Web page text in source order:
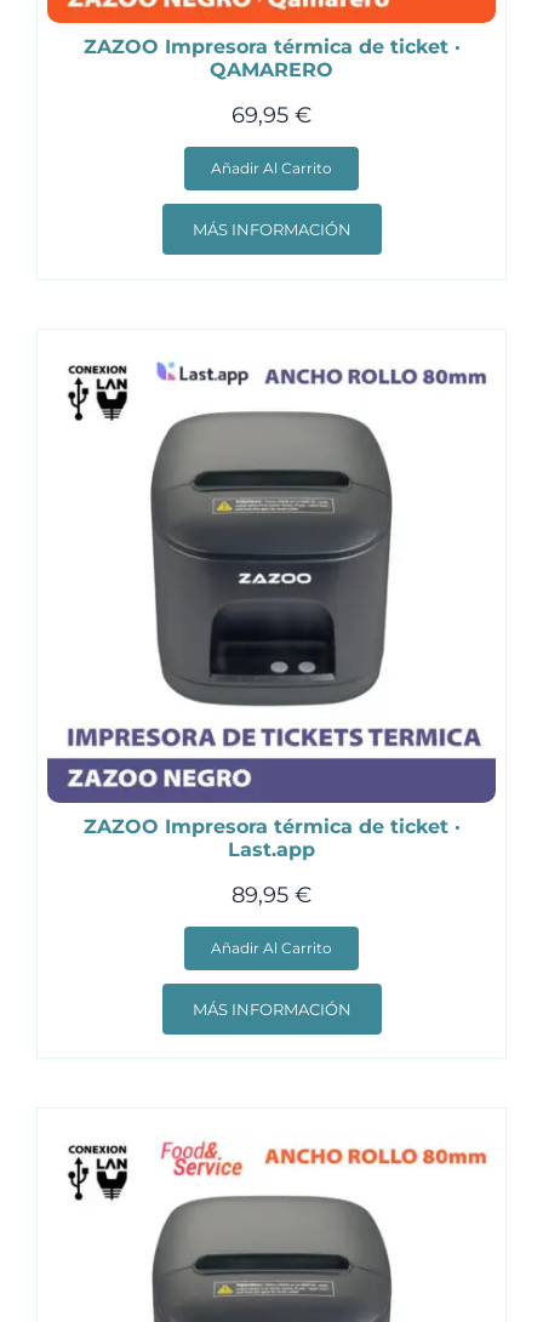
ZAZOO Impresora térmica de ticket ·
QAMARERO
69,95 €
Añadir Al Carrito
MÁS INFORMACIÓN
ZAZOO Impresora térmica de ticket ·
Last.app
89,95 €
Añadir Al Carrito
MÁS INFORMACIÓN